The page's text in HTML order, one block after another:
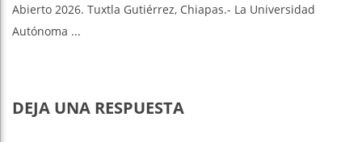
Abierto 2026. Tuxtla Gutiérrez, Chiapas.- La Universidad
Autónoma ...
DEJA UNA RESPUESTA